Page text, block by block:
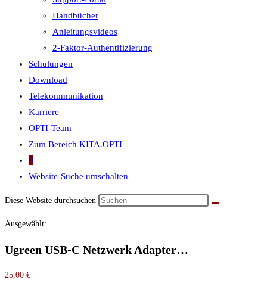
Handbücher
Anleitungsvideos
2-Faktor-Authentifizierung
Schulungen
Download
Telekommunikation
Karriere
OPTI-Team
Zum Bereich KITA.OPTI
0
Website-Suche umschalten
Diese Website durchsuchen
Ausgewählt:
Ugreen USB-C Netzwerk Adapter…
25,00 €